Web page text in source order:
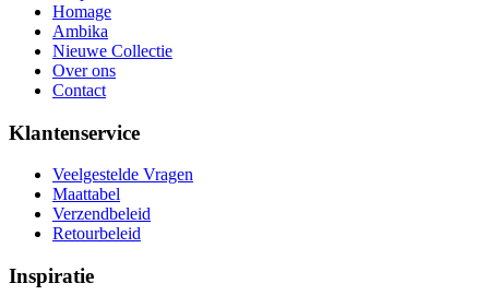
Homage
Ambika
Nieuwe Collectie
Over ons
Contact
Klantenservice
Veelgestelde Vragen
Maattabel
Verzendbeleid
Retourbeleid
Inspiratie